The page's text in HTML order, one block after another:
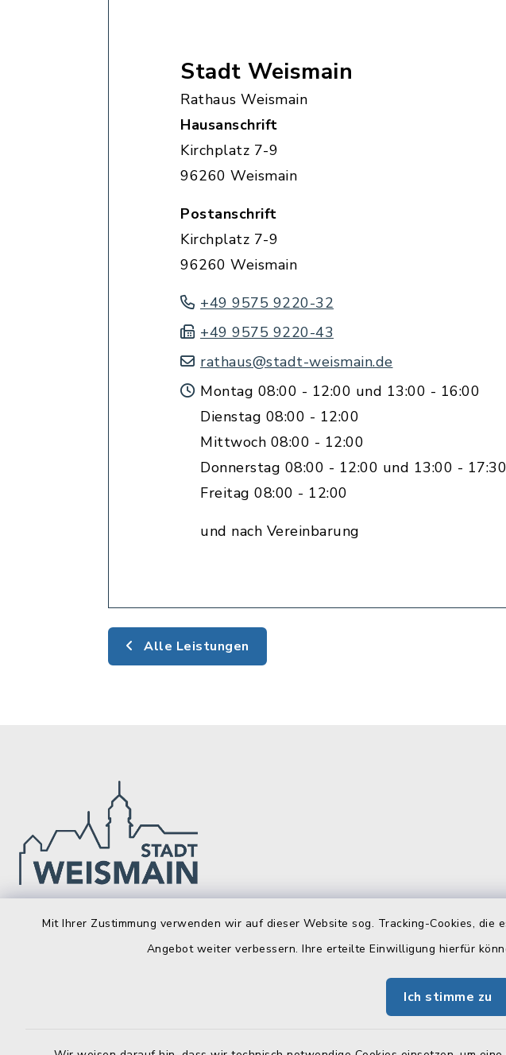
Mit Ihrer Zustimmung verwenden wir auf dieser Website sog. Tracking-Cookies,
Angebot weiter verbessern. Ihre erteilte Einwilligung hierfür
Ich stimme zu
Stadt Weismain
Rathaus Weismain
Hausanschrift
Kirchplatz 7-9
96260 Weismain
Postanschrift
Kirchplatz 7-9
96260 Weismain
+49 9575 9220-32
+49 9575 9220-43
rathaus@stadt-weismain.de
Montag 08:00 - 12:00 und 13:00 - 16:00
Dienstag 08:00 - 12:00
Mittwoch 08:00 - 12:00
Donnerstag 08:00 - 12:00 und 13:00 - 17:30
Freitag 08:00 - 12:00
und nach Vereinbarung
Alle Leistungen
Stadt Weismain
09575 922043
Öffnungszeiten